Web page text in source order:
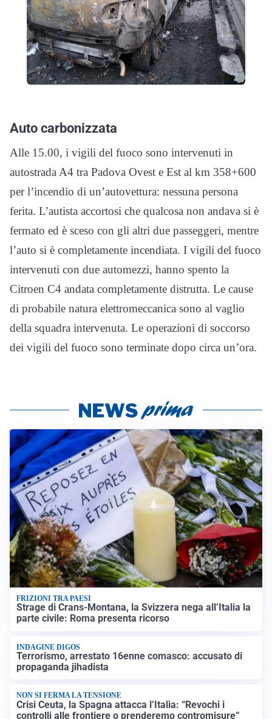
Auto carbonizzata
Alle 15.00, i vigili del fuoco sono intervenuti in
autostrada A4 tra Padova Ovest e Est al km 358+600
per l’incendio di un’autovettura: nessuna persona
ferita. L’autista accortosi che qualcosa non andava si è
fermato ed è sceso con gli altri due passeggeri, mentre
l’auto si è completamente incendiata. I vigili del fuoco
intervenuti con due automezzi, hanno spento la
Citroen C4 andata completamente distrutta. Le cause
di probabile natura elettromeccanica sono al vaglio
della squadra intervenuta. Le operazioni di soccorso
dei vigili del fuoco sono terminate dopo circa un’ora.
FRIZIONI TRA PAESI
Strage di Crans-Montana, la Svizzera nega all’Italia la
parte civile: Roma presenta ricorso
INDAGINE DIGOS
Terrorismo, arrestato 16enne comasco: accusato di
propaganda jihadista
NON SI FERMA LA TENSIONE
Crisi Ceuta, la Spagna attacca l’Italia: “Revochi i
controlli alle frontiere o prenderemo contromisure”